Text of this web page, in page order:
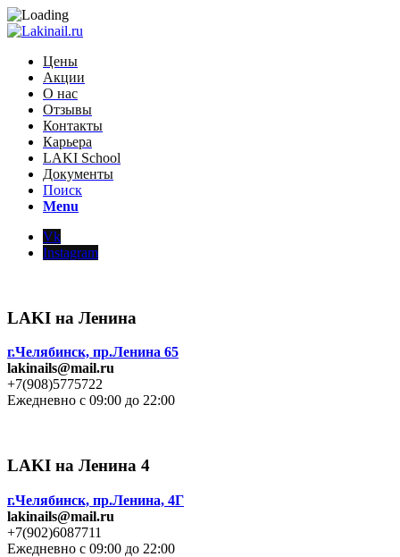
Цены
Акции
О нас
Отзывы
Контакты
Карьера
LAKI School
Документы
Поиск
Menu
Vk
Instagram
LAKI на Ленина
г.Челябинск, пр.Ленина 65
lakinails@mail.ru
+7(908)5775722
Ежедневно с 09:00 до 22:00
LAKI на Ленина 4
г.Челябинск, пр.Ленина, 4Г
lakinails@mail.ru
+7(902)6087711
Ежедневно с 09:00 до 22:00